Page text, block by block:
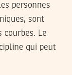
personnes
sont
courbes. Le
qui peut